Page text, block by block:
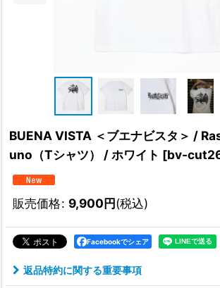
BUENA VISTA ＜ブエナビスタ＞ /
uno（Tシャツ） / ホワイト [bv-
販売価格: 9,900円(税込)
Facebookでシェア
返品特約に関する重要事項